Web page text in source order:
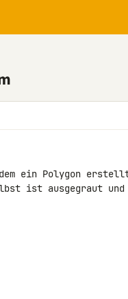
ein Polygon
ist ausgegraut und